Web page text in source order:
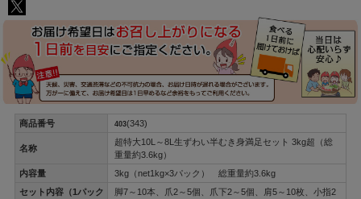
商品番号 403(343)
名称
超特大10L～8L生ずわい半むき身満足セット 3kg超（総
重量約3.6kg）
内容量
3kg（net1kg×3パック） 総重量約3.6kg
セット内容（1パック
脚7～10本、爪2～5個、爪下2～5個、肩5～10枚、小指2